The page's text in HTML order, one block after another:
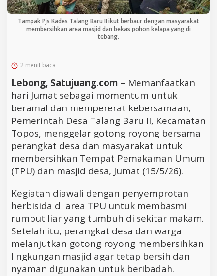
Tampak Pjs Kades Talang Baru II ikut berbaur dengan masyarakat
membersihkan area masjid dan bekas pohon kelapa yang di
tebang.
2 menit baca
Lebong, Satujuang.com – Memanfaatkan
hari Jumat sebagai momentum untuk
beramal dan mempererat kebersamaan,
Pemerintah Desa Talang Baru II, Kecamatan
Topos, menggelar gotong royong bersama
perangkat desa dan masyarakat untuk
membersihkan Tempat Pemakaman Umum
(TPU) dan masjid desa, Jumat (15/5/26).
Kegiatan diawali dengan penyemprotan
herbisida di area TPU untuk membasmi
rumput liar yang tumbuh di sekitar makam.
Setelah itu, perangkat desa dan warga
melanjutkan gotong royong membersihkan
lingkungan masjid agar tetap bersih dan
nyaman digunakan untuk beribadah.